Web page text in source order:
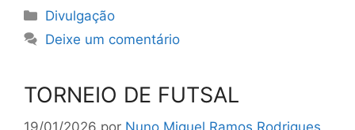
Categorias
Divulgação
Deixe um comentário
TORNEIO DE FUTSAL
19/01/2026 por Nuno Miguel Ramos Rodrigues